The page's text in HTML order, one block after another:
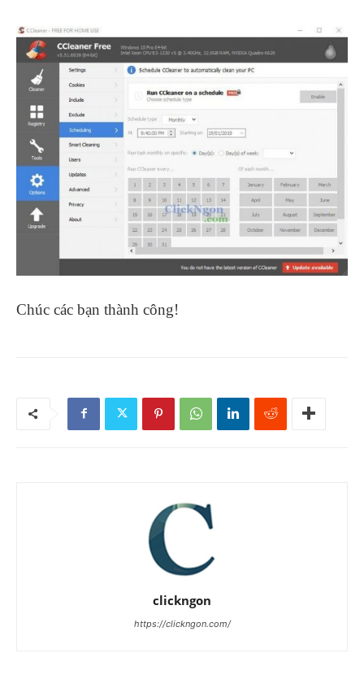
Chúc các bạn thành công!
clickngon
https://clickngon.com/